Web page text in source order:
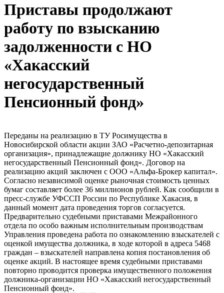
Приставы продолжают
работу по взысканию
задолженности с НО
«Хакасский
негосударственный
Пенсионный фонд»
Переданы на реализацию в ТУ Росимущества в
Новосибирской области акции ЗАО «Расчетно-депозитарная
организация», принадлежащие должнику НО «Хакасский
негосударственный Пенсионный фонд». Договор на
реализацию акций заключен с ООО «Альфа-Брокер капитал».
Согласно независимой оценке рыночная стоимость ценных
бумаг составляет более 36 миллионов рублей. Как сообщили в
пресс-службе УФССП России по Республике Хакасия, в
данный момент дата проведения торгов согласуется.
Предварительно судебными приставами Межрайонного
отдела по особо важным исполнительным производствам
Управления проведена работа по ознакомлению взыскателей с
оценкой имущества должника, в ходе которой в адреса 5468
граждан – взыскателей направлена копия постановления об
оценке акций. В настоящее время судебными приставами
повторно проводится проверка имущественного положения
должника-организации НО «Хакасский негосударственный
Пенсионный фонд».